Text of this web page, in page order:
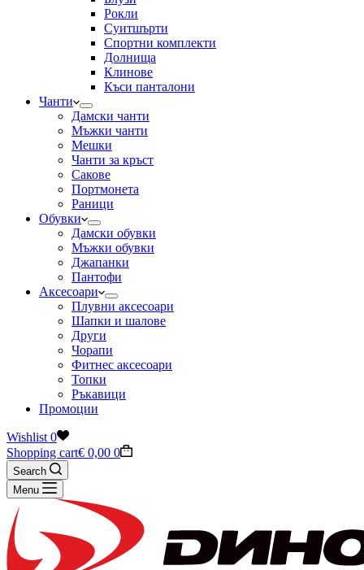
Рокли
Суитшърти
Спортни комплекти
Долнища
Клинове
Къси панталони
Чанти
Дамски чанти
Мъжки чанти
Мешки
Чанти за кръст
Сакове
Портмонета
Раници
Обувки
Дамски обувки
Мъжки обувки
Джапанки
Пантофи
Аксесоари
Плувни аксесоари
Шапки и шалове
Други
Чорапи
Фитнес аксесоари
Топки
Ръкавици
Промоции
Wishlist 0
Shopping cart€ 0,00 0
Search
Menu